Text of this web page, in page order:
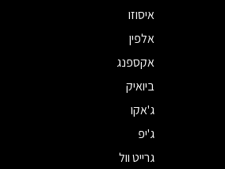
איסוזו
אלפין
אקספנג
ביואיק
ג'אקו
ג'יפ
גרייט וול